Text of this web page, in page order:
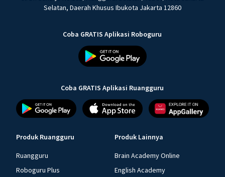
Selatan, Daerah Khusus Ibukota Jakarta 12860
Coba GRATIS Aplikasi Roboguru
Coba GRATIS Aplikasi Ruangguru
Produk Ruangguru
Ruangguru
Roboguru Plus
Produk Lainnya
Brain Academy Online
English Academy